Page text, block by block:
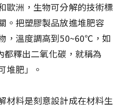
歐洲，生物可分解的技術標
。把塑膠製品放進堆肥容
，溫度調高到50~60℃，如
釋出二氧化碳，就稱為
堆肥」。
材料是刻意設計成在材料生